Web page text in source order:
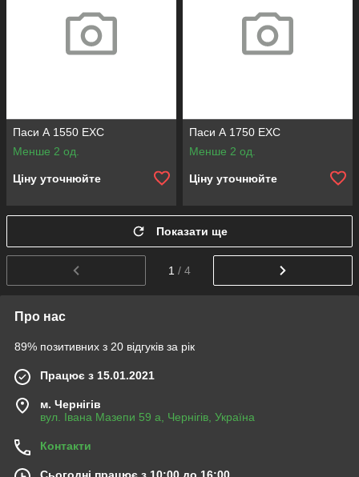
Паси А 1550 EXC
Менше 2 од.
Ціну уточнюйте
Паси А 1750 EXC
Менше 2 од.
Ціну уточнюйте
Показати ще
1 / 4
Про нас
89% позитивних з 20 відгуків за рік
Працює з 15.01.2021
м. Чернігів
вул. Івана Мазепи 59 а, Чернігів, Україна
Контакти